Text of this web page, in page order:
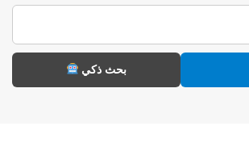
بحث ذكي